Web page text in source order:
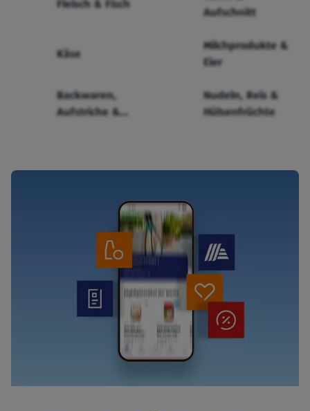
Fleisch & Fisch
Aufschnitt
Käse
Milchprodukte &
Eier
Backwaren,
Aufstriche &
Nudeln, Reis &
Hülsenfrüchte